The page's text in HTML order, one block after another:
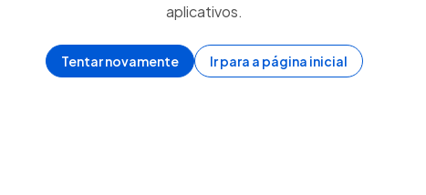
aplicativos.
Tentar novamente Ir para a página inicial